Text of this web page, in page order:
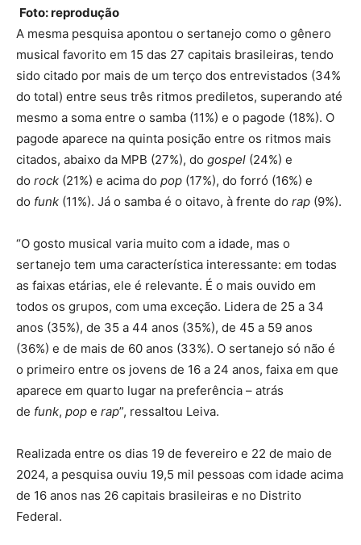
Foto: reprodução
A mesma pesquisa apontou o sertanejo como o gênero
musical favorito em 15 das 27 capitais brasileiras, tendo
sido citado por mais de um terço dos entrevistados (34%
do total) entre seus três ritmos prediletos, superando até
mesmo a soma entre o samba (11%) e o pagode (18%). O
pagode aparece na quinta posição entre os ritmos mais
citados, abaixo da MPB (27%), do gospel (24%) e
do rock (21%) e acima do pop (17%), do forró (16%) e
do funk (11%). Já o samba é o oitavo, à frente do rap (9%).
“O gosto musical varia muito com a idade, mas o
sertanejo tem uma característica interessante: em todas
as faixas etárias, ele é relevante. É o mais ouvido em
todos os grupos, com uma exceção. Lidera de 25 a 34
anos (35%), de 35 a 44 anos (35%), de 45 a 59 anos
(36%) e de mais de 60 anos (33%). O sertanejo só não é
o primeiro entre os jovens de 16 a 24 anos, faixa em que
aparece em quarto lugar na preferência – atrás
de funk, pop e rap”, ressaltou Leiva.
Realizada entre os dias 19 de fevereiro e 22 de maio de
2024, a pesquisa ouviu 19,5 mil pessoas com idade acima
de 16 anos nas 26 capitais brasileiras e no Distrito
Federal.